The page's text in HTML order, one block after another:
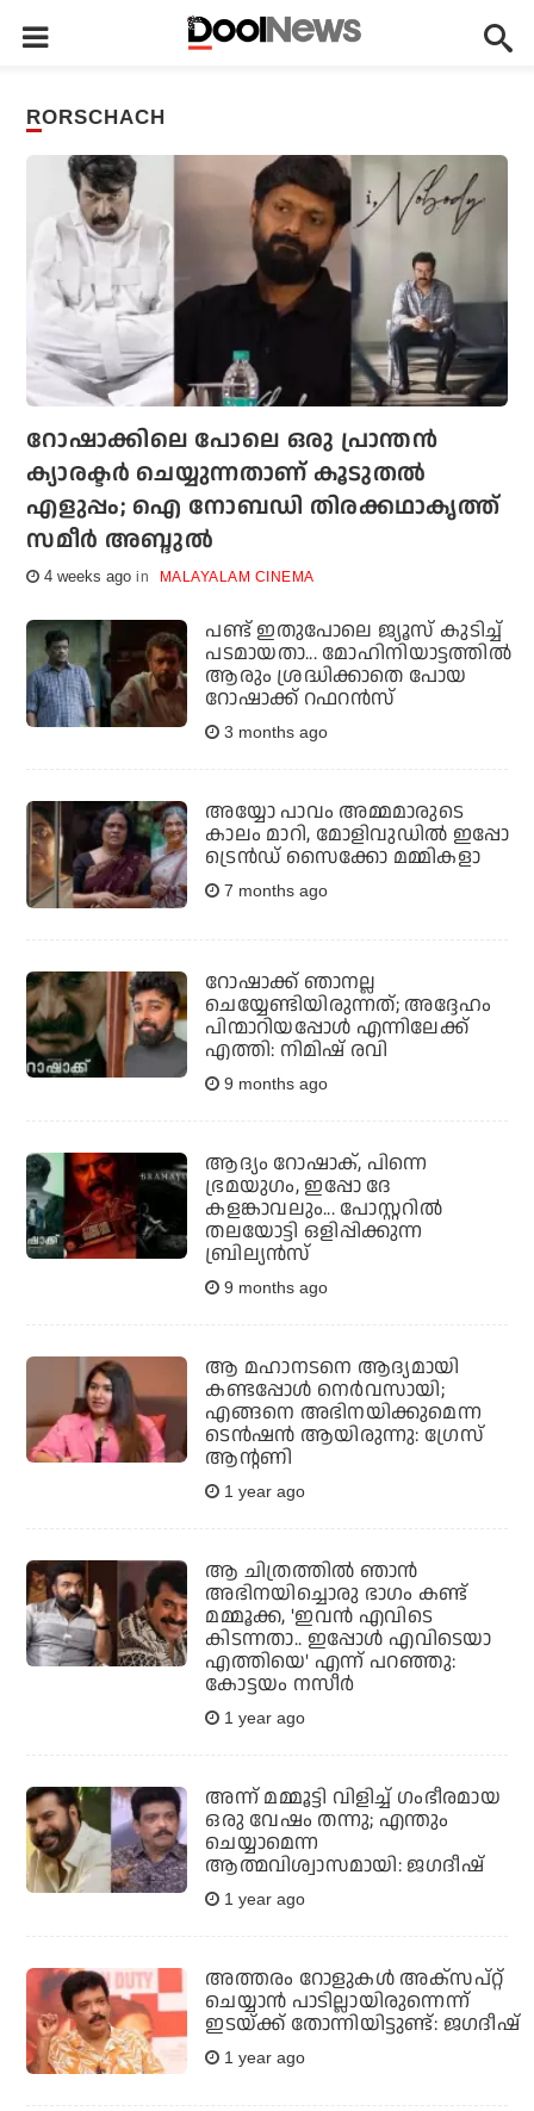
RORSCHACH
റോഷാക്കിലെ പോലെ ഒരു പ്രാന്തന്‍
ക്യാരക്ടര്‍ ചെയ്യുന്നതാണ് കൂടുതല്‍
എളുപ്പം; ഐ നോബഡി തിരക്കഥാകൃത്ത്
സമീര്‍ അബ്ദുല്‍
4 weeks ago MALAYALAM CINEMA
പണ്ട് ഇതുപോലെ ജ്യൂസ് കുടിച്ച്
പടമായതാ... മോഹിനിയാട്ടത്തില്‍
ആരും ശ്രദ്ധിക്കാതെ പോയ
റോഷാക്ക് റഫറന്‍സ്
3 months ago
അയ്യോ പാവം അമ്മമാരുടെ
കാലം മാറി, മോളിവുഡില്‍ ഇപ്പോ
ട്രെന്‍ഡ് സൈക്കോ മമ്മികളാ
7 months ago
റോഷാക്ക് ഞാനല്ല
ചെയ്യേണ്ടിയിരുന്നത്; അദ്ദേഹം
പിന്മാറിയപ്പോള്‍ എന്നിലേക്ക്
എത്തി: നിമിഷ് രവി
9 months ago
ആദ്യം റോഷാക്, പിന്നെ
ഭ്രമയുഗം, ഇപ്പോ ദേ
കളങ്കാവലും... പോസ്റ്ററില്‍
തലയോട്ടി ഒളിപ്പിക്കുന്ന
ബ്രില്യന്‍സ്
9 months ago
ആ മഹാനടനെ ആദ്യമായി
കണ്ടപ്പോൾ നെർവസായി;
എങ്ങനെ അഭിനയിക്കുമെന്ന
ടെൻഷൻ ആയിരുന്നു: ഗ്രേസ്
ആൻ്റണി
1 year ago
ആ ചിത്രത്തില്‍ ഞാന്‍
അഭിനയിച്ചൊരു ഭാഗം കണ്ട്
മമ്മൂക്ക, 'ഇവന്‍ എവിടെ
കിടന്നതാ.. ഇപ്പോള്‍ എവിടെയാ
എത്തിയെ' എന്ന് പറഞ്ഞു:
കോട്ടയം നസീര്‍
1 year ago
അന്ന് മമ്മൂട്ടി വിളിച്ച് ഗംഭീരമായ
ഒരു വേഷം തന്നു; എന്തും
ചെയ്യാമെന്ന
ആത്മവിശ്വാസമായി: ജഗദീഷ്
1 year ago
അത്തരം റോളുകള്‍ അക്‌സപ്റ്റ്
ചെയ്യാന്‍ പാടില്ലായിരുന്നെന്ന്
ഇടയ്ക്ക് തോന്നിയിട്ടുണ്ട്: ജഗദീഷ്
1 year ago